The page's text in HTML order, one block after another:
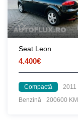
Seat Leon
4.400€
Compactă
2011
Benzină
200600 KM